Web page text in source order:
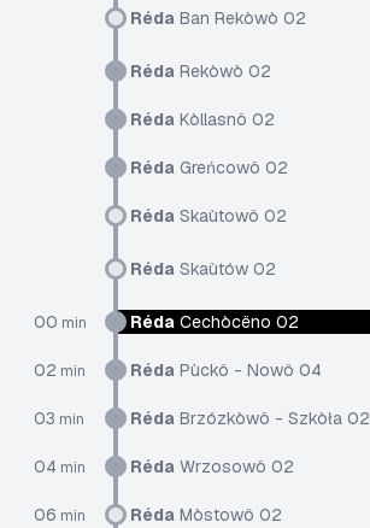
Réda Ban Rekòwò 02
Réda Rekòwò 02
Réda Kòllasnô 02
Réda Greńcowô 02
Réda Skaùtowô 02
Réda Skaùtów 02
00 min Réda Cechòcëno 02
02 min Réda Pùckô - Nowô 04
03 min Réda Brzózkòwô - Szkòła 02
04 min Réda Wrzosowô 02
06 min Réda Mòstowô 02